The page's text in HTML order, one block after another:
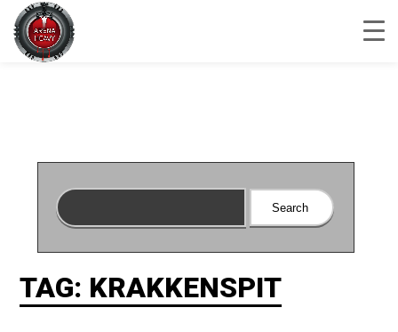
TAG: KRAKKENSPIT